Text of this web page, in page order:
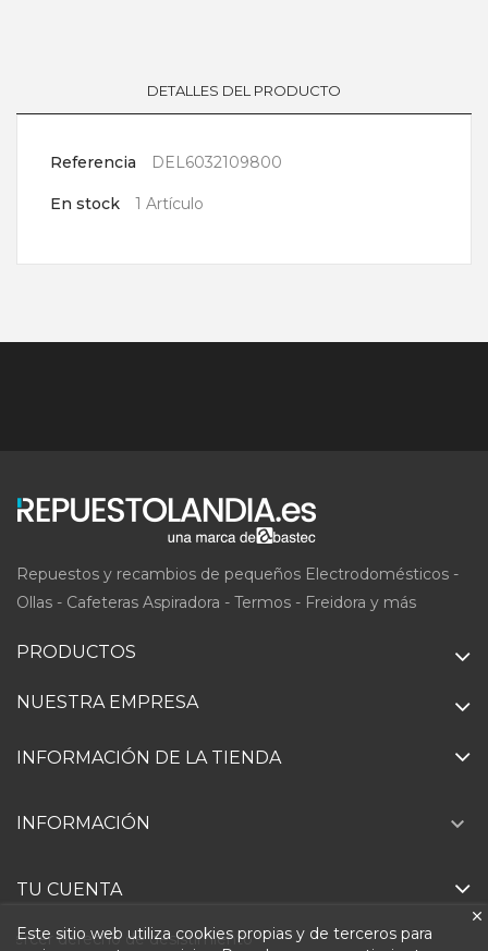
DETALLES DEL PRODUCTO
Referencia DEL6032109800
En stock 1 Artículo
Repuestos y recambios de pequeños Electrodomésticos -
Ollas - Cafeteras Aspiradora - Termos - Freidora y más
PRODUCTOS
NUESTRA EMPRESA
INFORMACIÓN DE LA TIENDA
Este sitio web utiliza cookies propias y de terceros para
INFORMACIÓN 
TU CUENTA
Ejercer derecho de desistimiento